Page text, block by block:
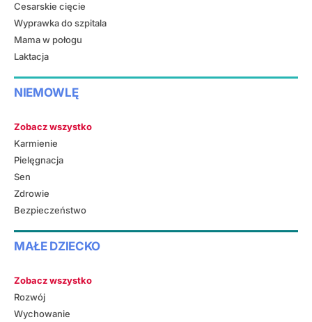
Cesarskie cięcie
Wyprawka do szpitala
Mama w połogu
Laktacja
NIEMOWLĘ
Zobacz wszystko
Karmienie
Pielęgnacja
Sen
Zdrowie
Bezpieczeństwo
MAŁE DZIECKO
Zobacz wszystko
Rozwój
Wychowanie